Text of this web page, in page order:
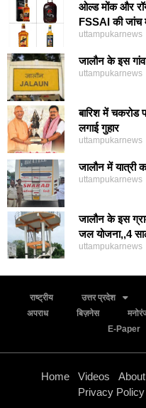
ओल्ड मोंक और
FSSAI की
uttampukarnews
जालौन के इस गांव
uttampukarnews
बारिश में चकरोड
लगाई गुहार
uttampukarnews
जालौन में यात्री
uttampukarnews
जालौन के इस
जल योजना,,4
uttampukarnews
राष्ट्रीय उत्तर प्रदेश
अपराध
बिज़नेस
E-Paper
Home Videos
Privacy Policy